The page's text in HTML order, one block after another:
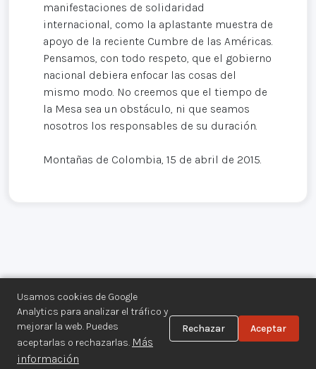
Usamos cookies de Google
Analytics para analizar el tráfico y
mejorar la web. Puedes
aceptarlas o rechazarlas. Más
información
Rechazar Aceptar
manifestaciones de solidaridad
internacional, como la aplastante muestra de
apoyo de la reciente Cumbre de las Américas.
Pensamos, con todo respeto, que el gobierno
nacional debiera enfocar las cosas del
mismo modo. No creemos que el tiempo de
la Mesa sea un obstáculo, ni que seamos
nosotros los responsables de su duración.
Montañas de Colombia, 15 de abril de 2015.
Centro de Documentación de los
Movimientos Armados©
Aviso legal·Privacidad